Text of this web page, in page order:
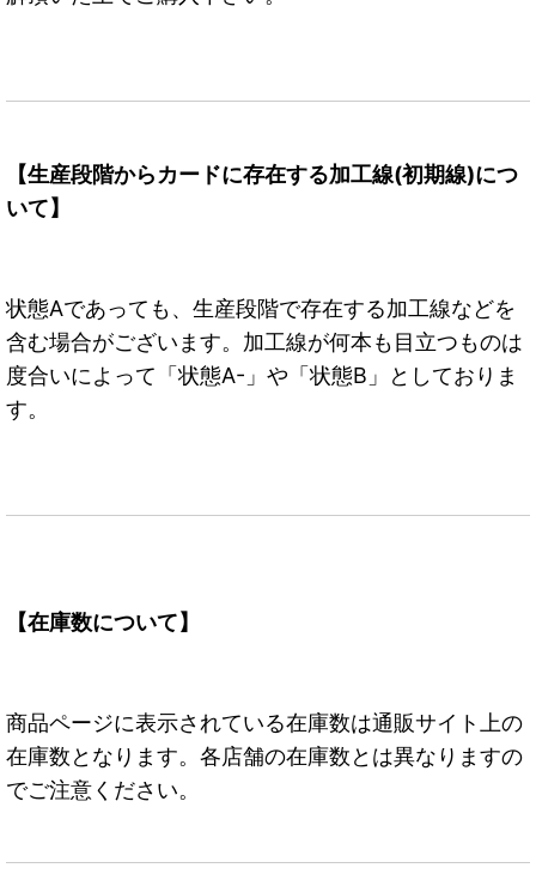
【生産段階からカードに存在する加工線(初期線)につ
いて】
状態Aであっても、生産段階で存在する加工線などを
含む場合がございます。加工線が何本も目立つものは
度合いによって「状態A-」や「状態B」としておりま
す。
【在庫数について】
商品ページに表示されている在庫数は通販サイト上の
在庫数となります。各店舗の在庫数とは異なりますの
でご注意ください。